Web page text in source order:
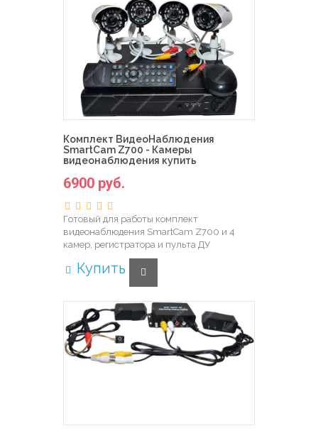
Комплект ВидеоНаблюдения
SmartCam Z700 - Камеры
видеонаблюдения купить
6900 руб.
Готовый для работы комплект
видеонаблюдения SmartCam Z700 и 4
камер, регистратора и пульта ДУ
Купить